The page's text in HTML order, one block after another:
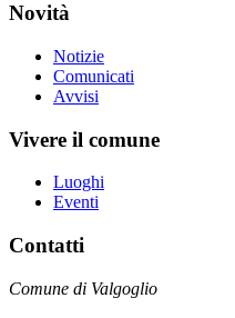
Novità
Notizie
Comunicati
Avvisi
Vivere il comune
Luoghi
Eventi
Contatti
Comune di Valgoglio